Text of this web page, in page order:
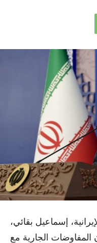
إسماعيل بقائي،
(25 أيار 2026)، أن المفاوضات الجارية مع